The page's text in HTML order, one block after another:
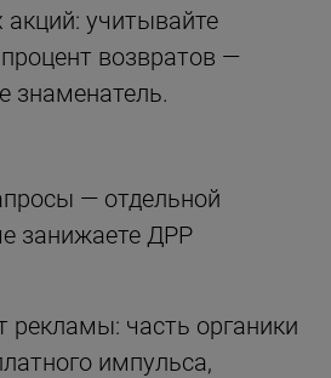
учитывайте
возвратов —
знаменатель.
— отдельной
занижаете ДРР
рекламы: часть органики
импульса,